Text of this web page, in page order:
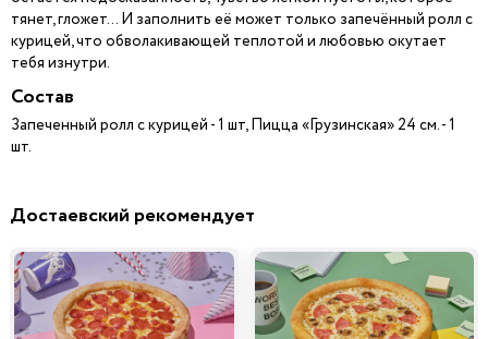
тянет, гложет... И заполнить её может только запечённый ролл с
курицей, что обволакивающей теплотой и любовью окутает
тебя изнутри.
Состав
Запеченный ролл с курицей - 1 шт, Пицца «Грузинская» 24 см. - 1
шт.
Достаевский рекомендует